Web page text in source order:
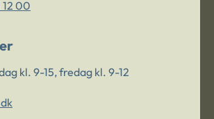
12 00
kl. 9-15, fredag kl. 9-12